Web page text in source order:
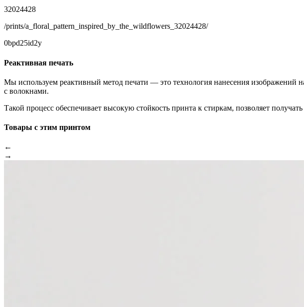
32024428
/prints/a_floral_pattern_inspired_by_the_wildflowers_32024428/
0bpd25id2y
Реактивная печать
Мы используем реактивный метод печати — это технология нанесения изображений
с волокнами.
Такой процесс обеспечивает высокую стойкость принта к стиркам, позволяет
Товары с этим принтом
←
→